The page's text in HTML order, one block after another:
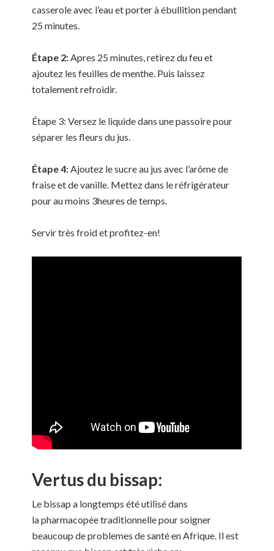
casserole avec l’eau et porter à ébullition pendant
25 minutes.
Étape 2: Apres 25 minutes, retirez du feu et
ajoutez les feuilles de menthe. Puis laissez
totalement refroidir.
Étape 3: Versez le liquide dans une passoire pour
séparer les fleurs du jus.
Étape 4: Ajoutez le sucre au jus avec l’arôme de
fraise et de vanille. Mettez dans le réfrigérateur
pour au moins 3heures de temps.
Servir très froid et profitez-en!
Vertus du bissap:
Le bissap a longtemps été utilisé dans
la pharmacopée traditionnelle pour soigner
beaucoup de problemes de santé en Afrique. Il est